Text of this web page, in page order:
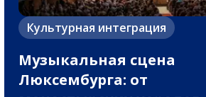
Культурная интеграция
Музыкальная сцена
Люксембурга: от